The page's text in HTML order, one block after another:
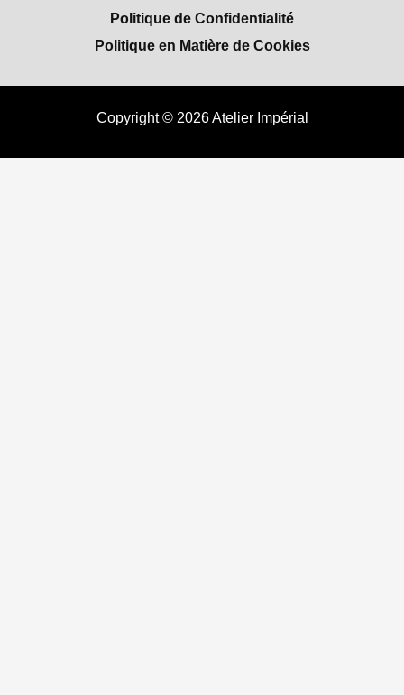
Politique de Confidentialité
Politique en Matière de Cookies
Copyright © 2026 Atelier Impérial